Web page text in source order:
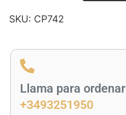
SKU: CP742
Llama para ordenar
+3493251950